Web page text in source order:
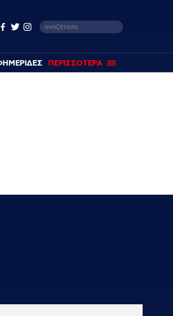
ΠΕΡΙΣΣΟΤΕΡΑ